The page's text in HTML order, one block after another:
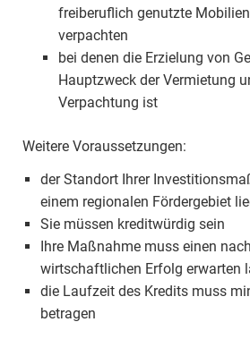
freiberuflich genutzte
verpachten
bei denen die Erzielung von
Hauptzweck der Vermietung
Verpachtung ist
Weitere Voraussetzungen:
der Standort Ihrer
einem regionalen Fördergebiet
Sie müssen kreditwürdig sein
Ihre Maßnahme muss einen
wirtschaftlichen Erfolg erwarten
die Laufzeit des Kredits muss
betragen